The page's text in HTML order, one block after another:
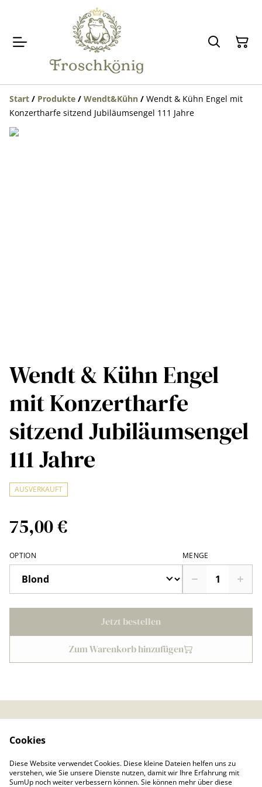
Start / Produkte / Wendt&Kühn / Wendt & Kühn Engel mit
Konzertharfe sitzend Jubiläumsengel 111 Jahre
Wendt & Kühn Engel
mit Konzertharfe
sitzend Jubiläumsengel
111 Jahre
AUSVERKAUFT
75,00 €
OPTION MENGE
Jetzt bestellen
Zum Warenkorb hinzufügen
ngen von SumUp
Impressum
Cookies
Diese Website verwendet Cookies. Diese kleine Dateien helfen uns zu
verstehen, wie Sie unsere Dienste nutzen, damit wir Ihre Erfahrung mit
SumUp noch weiter verbessern können. Sie können mehr über diese